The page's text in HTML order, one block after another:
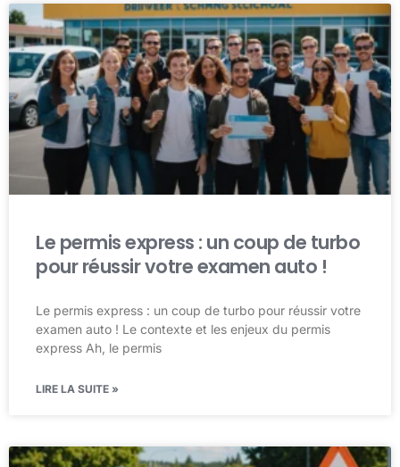
Le permis express : un coup de turbo
pour réussir votre examen auto !
Le permis express : un coup de turbo pour réussir votre
examen auto ! Le contexte et les enjeux du permis
express Ah, le permis
LIRE LA SUITE »